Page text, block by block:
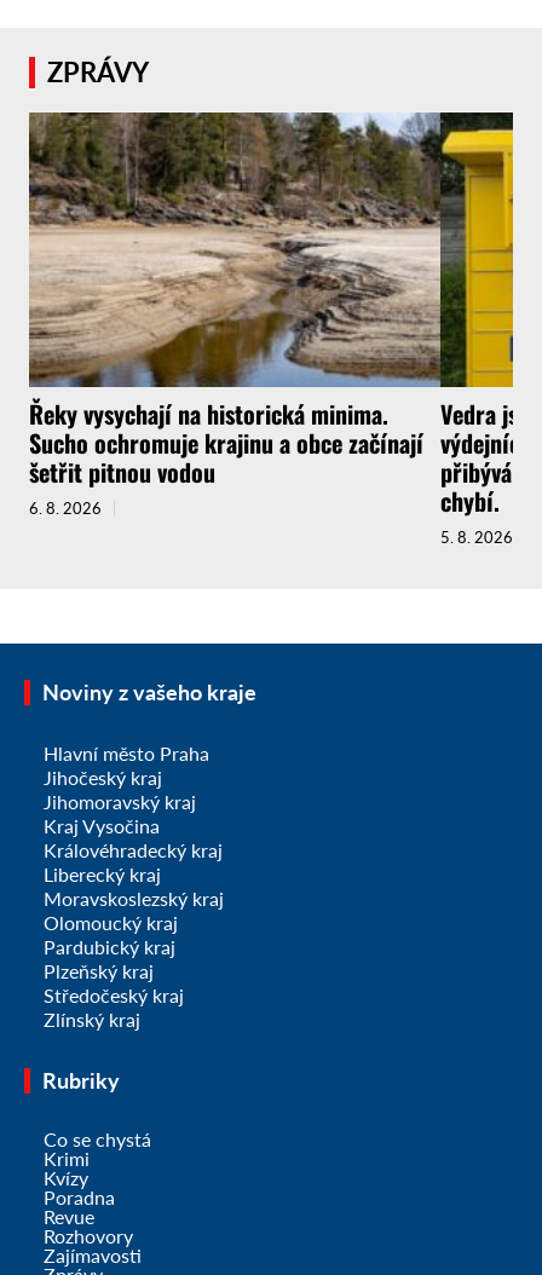
ZPRÁVY
Řeky vysychají na historická minima.
Sucho ochromuje krajinu a obce začínají
šetřit pitnou vodou
6. 8. 2026
Vedra
výdejních
přibývá a
chybí.
5. 8. 2026
Noviny z vašeho kraje
Hlavní město Praha
Jihočeský kraj
Jihomoravský kraj
Kraj Vysočina
Královéhradecký kraj
Liberecký kraj
Moravskoslezský kraj
Olomoucký kraj
Pardubický kraj
Plzeňský kraj
Středočeský kraj
Zlínský kraj
Rubriky
Co se chystá
Krimi
Kvízy
Poradna
Revue
Rozhovory
Zajímavosti